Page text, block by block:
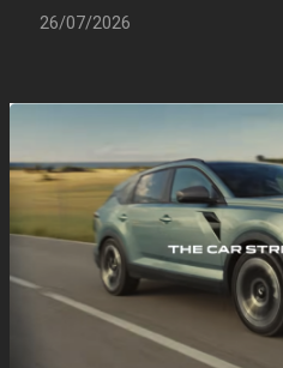
26/07/2026